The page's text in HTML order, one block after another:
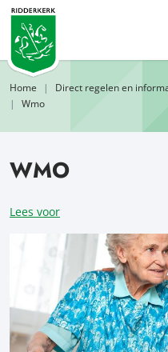
Home Direct regelen en
Wmo
WMO
Lees voor